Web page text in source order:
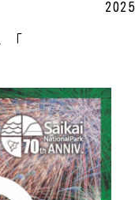
「